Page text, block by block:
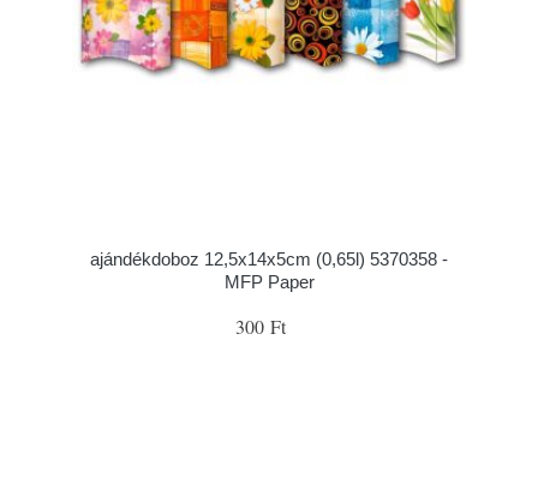
ajándékdoboz 12,5x14x5cm (0,65l) 5370358 -
MFP Paper
300 Ft